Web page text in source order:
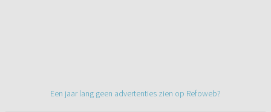
Een jaar lang geen advertenties zien op Refoweb?